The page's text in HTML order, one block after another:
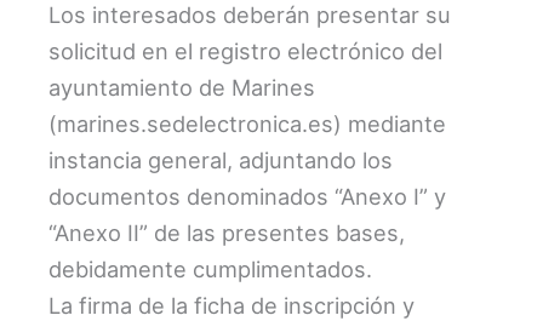
Los interesados deberán presentar su
solicitud en el registro electrónico del
ayuntamiento de Marines
(marines.sedelectronica.es) mediante
instancia general, adjuntando los
documentos denominados “Anexo I” y
“Anexo II” de las presentes bases,
debidamente cumplimentados.
La firma de la ficha de inscripción y